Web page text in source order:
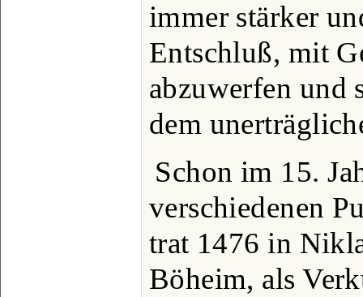
immer stärker
Entschluß, mit
abzuwerfen und
dem
Schon im 15.
verschiedenen
trat 1476 in
Böheim, als